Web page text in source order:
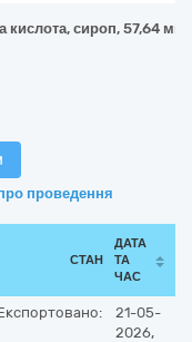
кислота, сироп, 57,64
проведення
СТАН
ДАТА
ТА
ЧАС
21-05-
2026,